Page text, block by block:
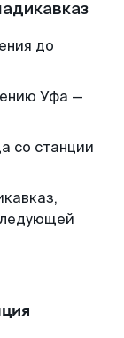
до
Уфа —
со станции